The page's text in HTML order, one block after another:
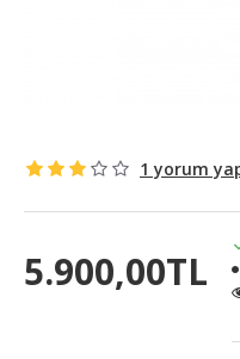
1 yorum
5.900,00TL